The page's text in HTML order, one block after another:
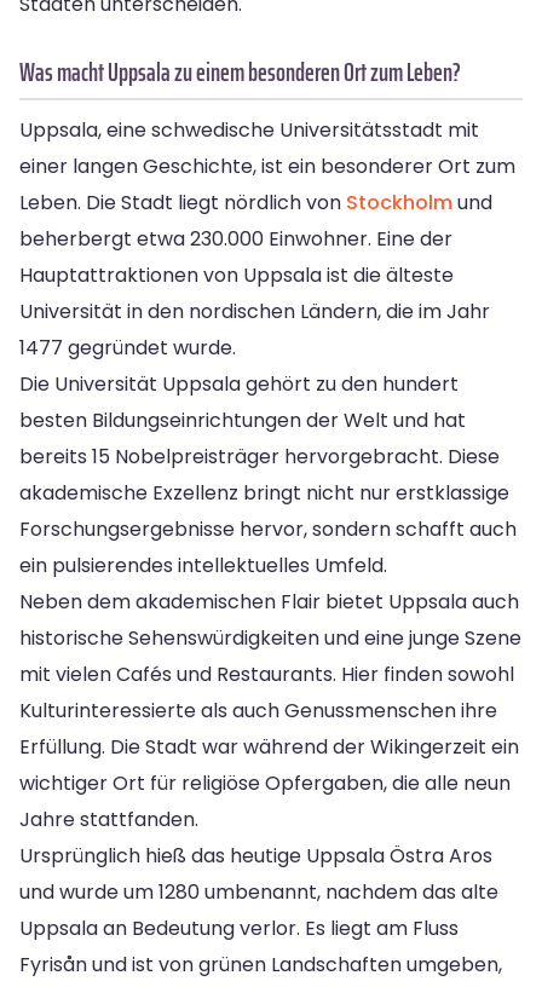
Was macht Uppsala zu einem besonderen Ort zum Leben?
Uppsala, eine schwedische Universitätsstadt mit
einer langen Geschichte, ist ein besonderer Ort zum
Leben. Die Stadt liegt nördlich von Stockholmund
beherbergt etwa 230.000 Einwohner. Eine der
Hauptattraktionen von Uppsala ist die älteste
Universität in den nordischen Ländern, die im Jahr
1477 gegründet wurde.
Die Universität Uppsala gehört zu den hundert
besten Bildungseinrichtungen der Welt und hat
bereits 15 Nobelpreisträger hervorgebracht. Diese
akademische Exzellenz bringt nicht nur erstklassige
Forschungsergebnisse hervor, sondern schafft auch
ein pulsierendes intellektuelles Umfeld.
Neben dem akademischen Flair bietet Uppsala auch
historische Sehenswürdigkeiten und eine junge Szene
mit vielen Cafés und Restaurants. Hier finden sowohl
Kulturinteressierte als auch Genussmenschen ihre
Erfüllung. Die Stadt war während der Wikingerzeit ein
wichtiger Ort für religiöse Opfergaben, die alle neun
Jahre stattfanden.
Ursprünglich hieß das heutige Uppsala Östra Aros
und wurde um 1280 umbenannt, nachdem das alte
Uppsala an Bedeutung verlor. Es liegt am Fluss
Fyrisån und ist von grünen Landschaften umgeben,